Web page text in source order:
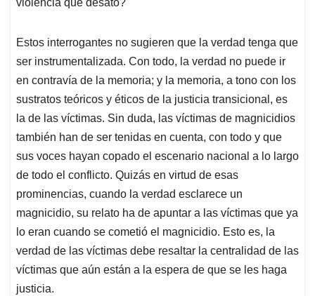
violencia que desató?
Estos interrogantes no sugieren que la verdad tenga que
ser instrumentalizada. Con todo, la verdad no puede ir
en contravía de la memoria; y la memoria, a tono con los
sustratos teóricos y éticos de la justicia transicional, es
la de las víctimas. Sin duda, las víctimas de magnicidios
también han de ser tenidas en cuenta, con todo y que
sus voces hayan copado el escenario nacional a lo largo
de todo el conflicto. Quizás en virtud de esas
prominencias, cuando la verdad esclarece un
magnicidio, su relato ha de apuntar a las víctimas que ya
lo eran cuando se cometió el magnicidio. Esto es, la
verdad de las víctimas debe resaltar la centralidad de las
víctimas que aún están a la espera de que se les haga
justicia.